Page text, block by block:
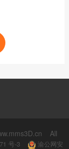
All
号-3
渝公网安